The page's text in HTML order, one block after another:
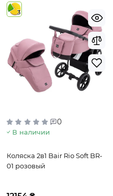
3
0
В наличии
Коляска 2в1 Bair Rio Soft BR-
01 розовый